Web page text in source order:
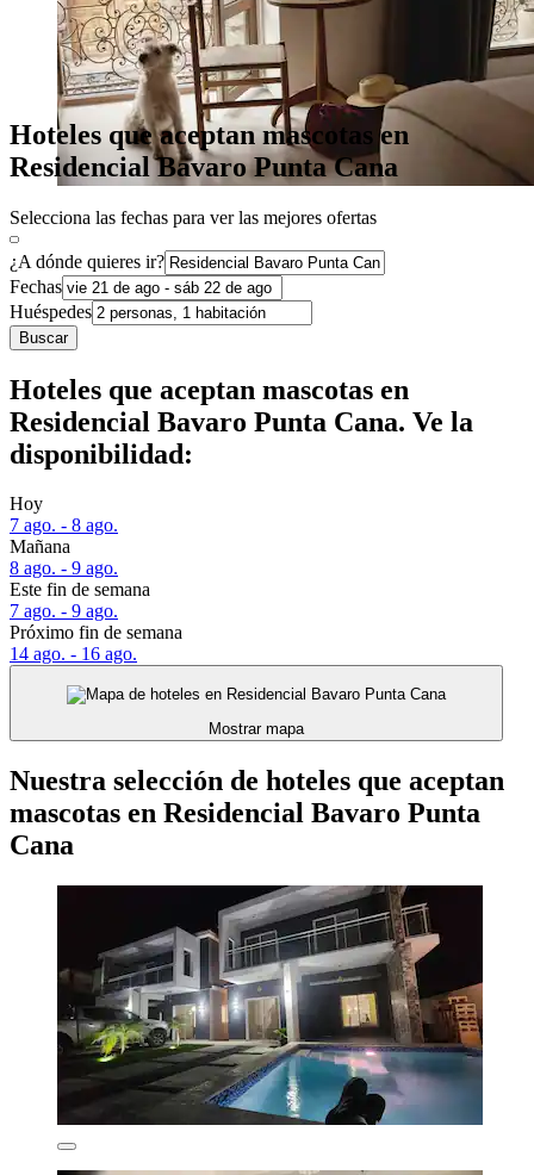
Hoteles que aceptan mascotas en
Residencial Bavaro Punta Cana
Selecciona las fechas para ver las mejores ofertas
¿A dónde quieres ir?
Fechas
Huéspedes
Buscar
Hoteles que aceptan mascotas en
Residencial Bavaro Punta Cana. Ve la
disponibilidad:
Hoy
7 ago. - 8 ago.
Mañana
8 ago. - 9 ago.
Este fin de semana
7 ago. - 9 ago.
Próximo fin de semana
14 ago. - 16 ago.
Mostrar mapa
Nuestra selección de hoteles que aceptan
mascotas en Residencial Bavaro Punta
Cana